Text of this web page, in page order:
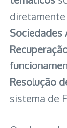
diretamente
Sociedades
Resolução
sistema de